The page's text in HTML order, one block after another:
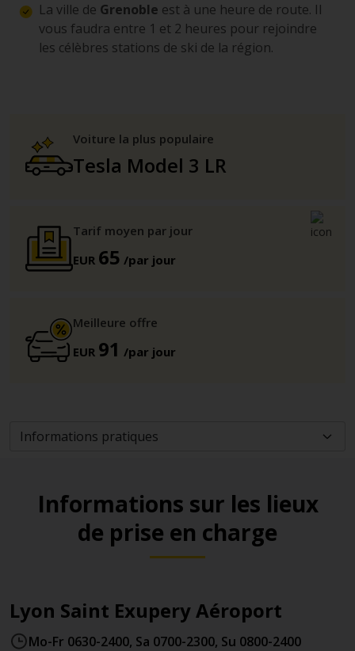
La ville de Grenoble est à une heure de route. Il
vous faudra entre 1 et 2 heures pour rejoindre
les célèbres stations de ski de la région.
Voiture la plus populaire
Tesla Model 3 LR
Tarif moyen par jour
EUR 65 /par jour
Meilleure offre
EUR 91 /par jour
Informations sur les lieux
de prise en charge
Lyon Saint Exupery Aéroport
Mo-Fr 0630-2400, Sa 0700-2300, Su 0800-2400